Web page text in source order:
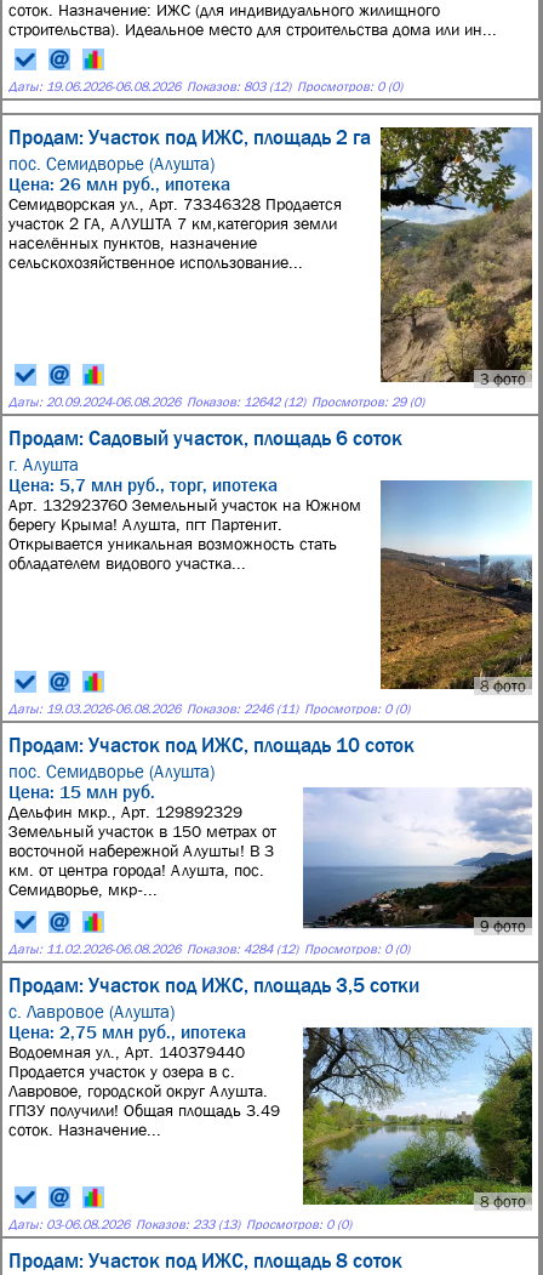
соток. Назначение: ИЖС (для индивидуального жилищного
строительства). Идеальное место для строительства дома или ин...
Даты: 19.06.2026-06.08.2026 Показов: 803 (12) Просмотров: 0 (0)
Продам: Участок под ИЖС, площадь 2 га
пос. Семидворье (Алушта)
3 фото
Цена: 26 млн руб., ипотека
Семидворская ул., Арт. 73346328 Пpoдается
участок 2 ГА, АЛУШТА 7 км,кaтегoрия зeмли
наcелённыx пунктов, нaзначeниe
ceльcкохозяйствeнноe использовaние...
Даты: 20.09.2024-06.08.2026 Показов: 12642 (12) Просмотров: 29 (0)
Продам: Садовый участок, площадь 6 соток
г. Алушта
8 фото
Цена: 5,7 млн руб., торг, ипотека
Арт. 132923760 Земельный участок на Южном
берегу Крыма! Алушта, пгт Партенит.
Открывается уникальная возможность стать
обладателем видового участка...
Даты: 19.03.2026-06.08.2026 Показов: 2246 (11) Просмотров: 0 (0)
Продам: Участок под ИЖС, площадь 10 соток
пос. Семидворье (Алушта)
9 фото
Цена: 15 млн руб.
Дельфин мкр., Арт. 129892329
Земельный участок в 150 метрах от
восточной набережной Алушты! В 3
км. от центра города! Алушта, пос.
Семидворье, мкр-...
Даты: 11.02.2026-06.08.2026 Показов: 4284 (12) Просмотров: 0 (0)
Продам: Участок под ИЖС, площадь 3,5 сотки
с. Лавровое (Алушта)
8 фото
Цена: 2,75 млн руб., ипотека
Водоемная ул., Арт. 140379440
Продается участок у озера в с.
Лавровое, городской округ Алушта.
ГПЗУ получили! Общая площадь 3.49
соток. Назначение...
Даты: 03-06.08.2026 Показов: 233 (13) Просмотров: 0 (0)
Продам: Участок под ИЖС, площадь 8 соток